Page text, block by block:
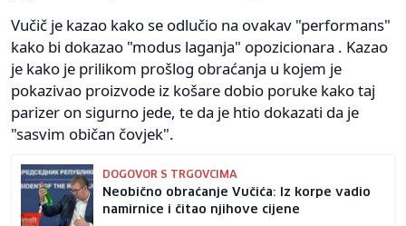
Vučič je kazao kako se odlučio na ovakav "performans"
kako bi dokazao "modus laganja" opozicionara . Kazao
je kako je prilikom prošlog obraćanja u kojem je
pokazivao proizvode iz košare dobio poruke kako taj
parizer on sigurno jede, te da je htio dokazati da je
"sasvim običan čovjek".
DOGOVOR S TRGOVCIMA
Neobično obraćanje Vučića: Iz korpe vadio
namirnice i čitao njihove cijene